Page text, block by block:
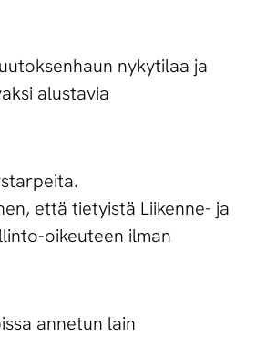
nykytilaa ja
alustavia
että tietyistä Liikenne- ja
oikeuteen ilman
annetun lain